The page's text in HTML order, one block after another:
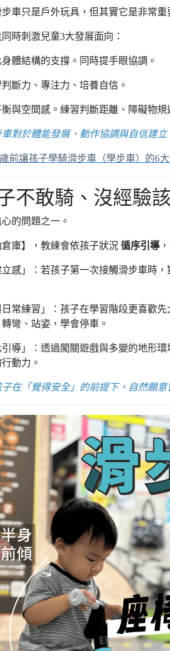
車只是戶外玩具，但其實它是非常重
時刺激兒童3大發展面向：
身體結構的支撐。同時提手眼協調。
判斷力、專注力、培養自信。
衡與空間感。練習判斷距離、障礙物規
對於體能發展、動作協調與自信建立
前讓孩子學騎滑步車（學步車）的6
不敢騎、沒經驗
的問題之一。
庫】，教練會依孩子狀況 循序引導
立感」：若孩子第一次接觸滑步車時
日常練習」：孩子在學習階段更喜歡
彎、站姿，學會停車。
引導」：透過闖關遊戲與多變的地形
動力。
在「覺得安全」的前提下，自然願意